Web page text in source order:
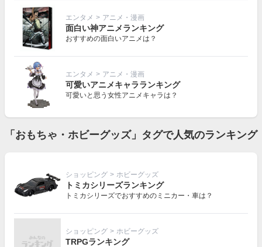
エンタメ > アニメ・漫画
面白い神アニメランキング
おすすめの面白いアニメは？
エンタメ > アニメ・漫画
可愛いアニメキャラランキング
可愛いと思う女性アニメキャラは？
「おもちゃ・ホビーグッズ」タグで人気のランキング
ショッピング > ホビーグッズ
トミカシリーズランキング
トミカシリーズでおすすめのミニカー・車は？
ショッピング > ホビーグッズ
TRPGランキング